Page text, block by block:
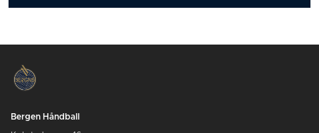
Bergen Håndball